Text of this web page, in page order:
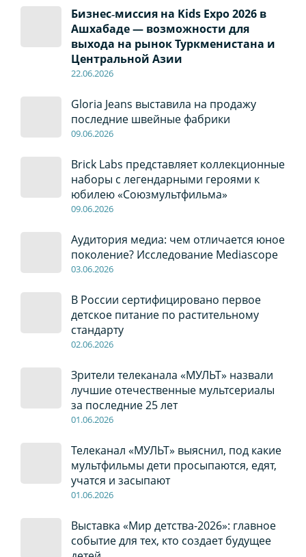
Бизнес‑миссия на Kids Expo 2026 в
Ашхабаде — возможности для
выхода на рынок Туркменистана и
Центральной Азии
22.06.2026
Gloria Jeans выставила на продажу
последние швейные фабрики
09.06.2026
Brick Labs представляет коллекционные
наборы с легендарными героями к
юбилею «Союзмультфильма»
09.06.2026
Аудитория медиа: чем отличается юное
поколение? Исследование Mediascope
03.06.2026
В России сертифицировано первое
детское питание по растительному
стандарту
02.06.2026
Зрители телеканала «МУЛЬТ» назвали
лучшие отечественные мультсериалы
за последние 25 лет
01.06.2026
Телеканал «МУЛЬТ» выяснил, под какие
мультфильмы дети просыпаются, едят,
учатся и засыпают
01.06.2026
Выставка «Мир детства-2026»: главное
событие для тех, кто создает будущее